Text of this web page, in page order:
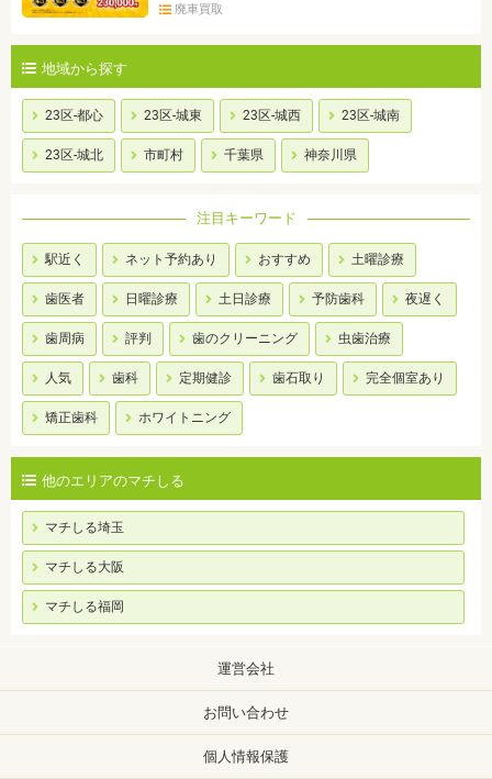
廃車買取
地域から探す
23区-都心 23区-城東 23区-城西 23区-城南
23区-城北 市町村 千葉県 神奈川県
注目キーワード
駅近く ネット予約あり おすすめ 土曜診療
歯医者 日曜診療 土日診療 予防歯科 夜遅く
歯周病 評判 歯のクリーニング 虫歯治療
人気 歯科 定期健診 歯石取り 完全個室あり
矯正歯科 ホワイトニング
他のエリアのマチしる
マチしる埼玉
マチしる大阪
マチしる福岡
運営会社
お問い合わせ
個人情報保護